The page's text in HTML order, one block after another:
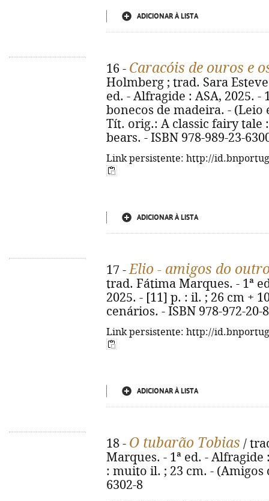
ADICIONAR À LISTA
16 - Caracóis de ouros e
Holmberg ; trad. Sara
ed. - Alfragide : ASA, 2025. -
bonecos de madeira. - (Leio
Tít. orig.: A classic fairy tale
bears. - ISBN 978-989-23-
Link persistente: http://
ADICIONAR À LISTA
17 -Elio - amigos do
trad. Fátima Marques. - 1ª
2025. - [11] p. : il. ; 26 cm +
cenários. - ISBN 978-972-20-
Link persistente: http://
ADICIONAR À LISTA
18 - O tubarão Tobias /
Marques. - 1ª ed. - Alfragide
: muito il. ; 23 cm. - (Amigos
6302-8